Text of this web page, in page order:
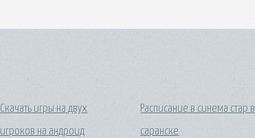
Скачать игры на двух
игроков на андроид
Расписание в синема стар в
саранске